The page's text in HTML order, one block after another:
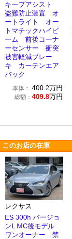
キープアシスト
盗難防止装置 オ
ートライト オー
トマチックハイビ
ーム 前後コーナ
ーセンサー 衝突
被害軽減ブレー
キ カーテンエア
バック
本体： 400.2万円
総額： 409.8万円
このお店の在庫
レクサス
ES 300h バージョ
ンL MC後モデル
ワンオーナー 禁